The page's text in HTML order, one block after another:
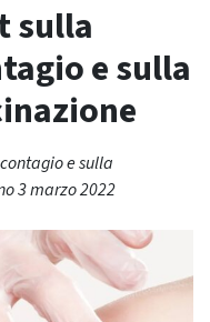
sulla
e sulla
e sulla
3 marzo 2022